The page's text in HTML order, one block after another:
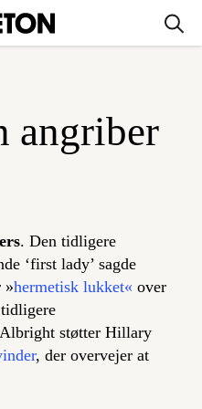
angriber
. Den tidligere
‘first lady’ sagde
»hermetisk lukket« over
støtter Hillary
, der overvejer at